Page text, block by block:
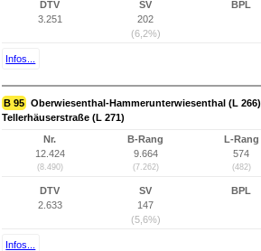
DTV
3.251
SV
202
(6,2%)
BPL
Infos...
B 95 Oberwiesenthal-Hammerunterwiesenthal (L
Tellerhäuserstraße (L 271)
Nr.
12.424
(8.490)
B-Rang
9.664
(7.262)
L-Rang
574
(482)
DTV
2.633
SV
147
(5,6%)
BPL
Infos...